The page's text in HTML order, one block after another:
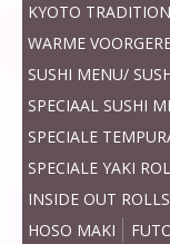
KYOTO
WARME
SUSHI MENU/
SPECIAAL SUSHI
SPECIALE
SPECIALE YAKI
INSIDE OUT ROLLS
HOSO MAKI